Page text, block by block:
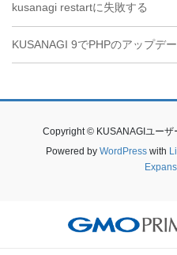
kusanagi restartに失敗する
KUSANAGI 9でPHPのアップデ
Copyright © KUSANAGIユーザ
Powered by WordPresswith